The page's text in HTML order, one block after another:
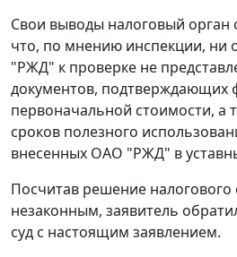
Свои выводы налоговый орган
что, по мнению инспекции,
"РЖД" к проверке не
документов, подтверждающих
первоначальной стоимости, а
сроков полезного
внесенных ОАО "РЖД" в
Посчитав решение налогового
незаконным, заявитель
суд с настоящим заявлением.